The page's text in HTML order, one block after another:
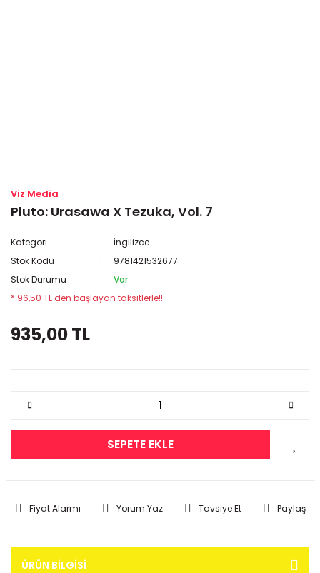
Viz Media
Pluto: Urasawa X Tezuka, Vol. 7
Kategori
İngilizce
Stok Kodu
9781421532677
Stok Durumu
Var
* 96,50 TL den başlayan taksitlerle!!
935,00 TL
SEPETE EKLE
Fiyat Alarmı Yorum Yaz Tavsiye Et Paylaş
ÜRÜN BILGISI